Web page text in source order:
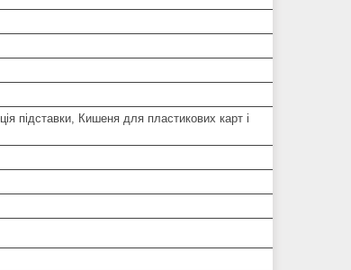
підставки, Кишеня для пластикових карт і